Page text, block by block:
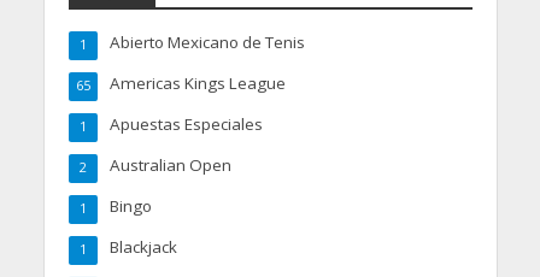
Abierto Mexicano de Tenis
1
Americas Kings League
65
Apuestas Especiales
1
Australian Open
2
Bingo
1
Blackjack
1